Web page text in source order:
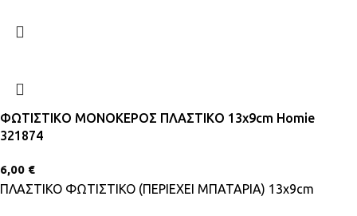
ΦΩΤΙΣΤΙΚΟ ΜΟΝΟΚΕΡΟΣ ΠΛΑΣΤΙΚΟ 13x9cm Homie
321874
6,00 €
ΠΛΑΣΤΙΚΟ ΦΩΤΙΣΤΙΚΟ (ΠΕΡΙΕΧΕΙ ΜΠΑΤΑΡΙΑ) 13x9cm